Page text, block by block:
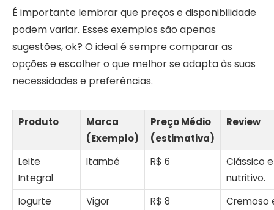
É importante lembrar que preços e disponibilidade
podem variar. Esses exemplos são apenas
sugestões, ok? O ideal é sempre comparar as
opções e escolher o que melhor se adapta às suas
necessidades e preferências.
Produto
Marca
(Exemplo)
Preço Médio
(estimativa)
Review
Leite
Integral
Itambé R$ 6
Clássico e
nutritivo.
Iogurte
Vigor R$ 8
Cremoso